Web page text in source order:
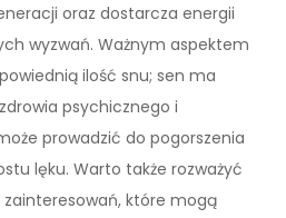
oraz dostarcza energii
wyzwań. Ważnym aspektem
ilość snu; sen ma
psychicznego i
prowadzić do pogorszenia
lęku. Warto także rozważyć
które mogą